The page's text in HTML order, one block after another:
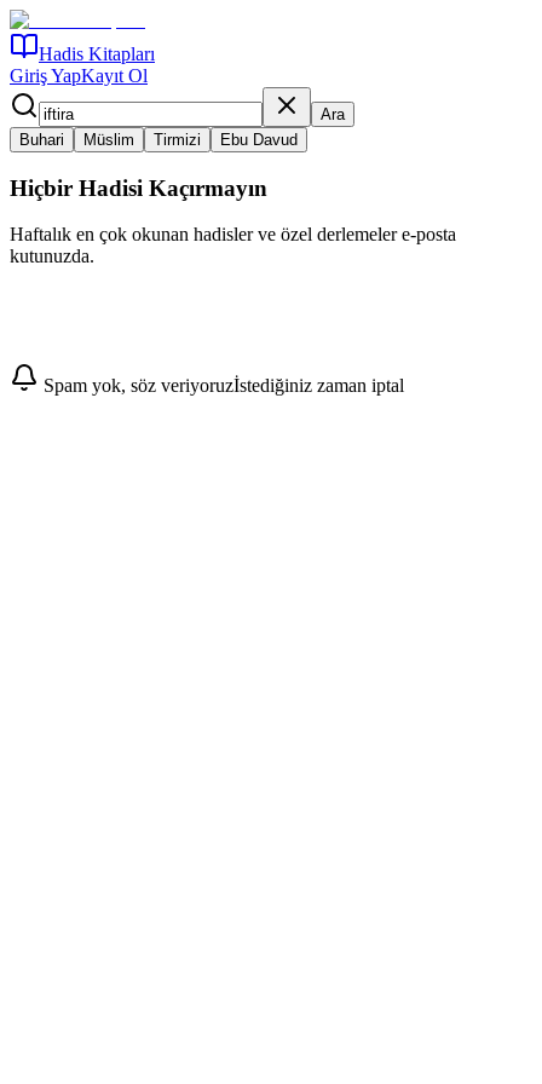
Hadis Kitapları
Giriş YapKayıt Ol
Ara
Buhari
Müslim Tirmizi Ebu Davud
Hiçbir Hadisi Kaçırmayın
Haftalık en çok okunan hadisler ve özel derlemeler e-posta
kutunuzda.
Abone Ol
Spam yok, söz veriyoruzİstediğiniz zaman iptal